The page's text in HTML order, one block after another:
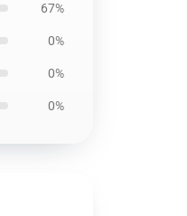
67%
0%
0%
0%